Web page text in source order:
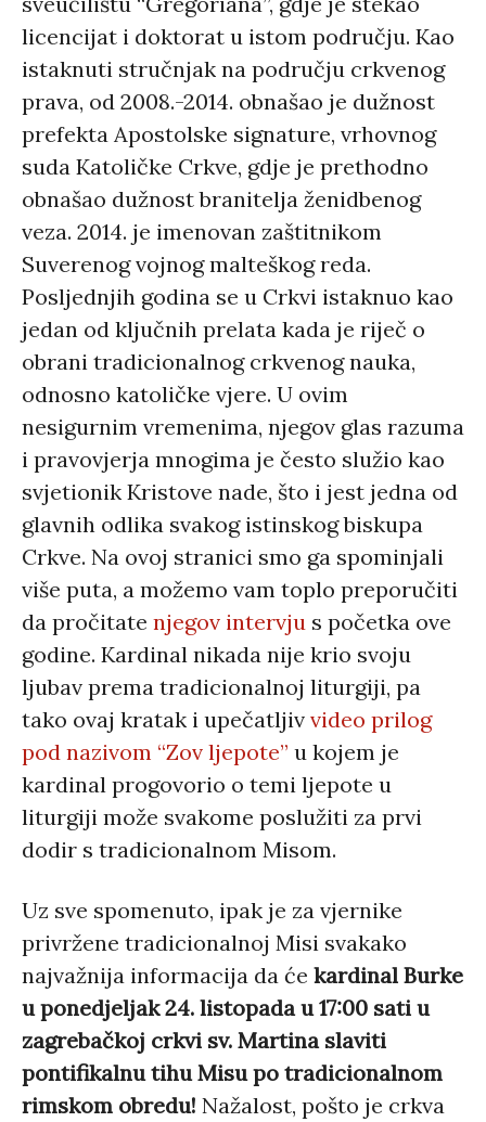
licencijat i doktorat u istom području. Kao
istaknuti stručnjak na području crkvenog
prava, od 2008.-2014. obnašao je dužnost
prefekta Apostolske signature, vrhovnog
suda Katoličke Crkve, gdje je prethodno
obnašao dužnost branitelja ženidbenog
veza. 2014. je imenovan zaštitnikom
Suverenog vojnog malteškog reda.
Posljednjih godina se u Crkvi istaknuo kao
jedan od ključnih prelata kada je riječ o
obrani tradicionalnog crkvenog nauka,
odnosno katoličke vjere. U ovim
nesigurnim vremenima, njegov glas razuma
i pravovjerja mnogima je često služio kao
svjetionik Kristove nade, što i jest jedna od
glavnih odlika svakog istinskog biskupa
Crkve. Na ovoj stranici smo ga spominjali
više puta, a možemo vam toplo preporučiti
da pročitate njegov intervju s početka ove
godine. Kardinal nikada nije krio svoju
ljubav prema tradicionalnoj liturgiji, pa
tako ovaj kratak i upečatljiv video prilog
pod nazivom “Zov ljepote” u kojem je
kardinal progovorio o temi ljepote u
liturgiji može svakome poslužiti za prvi
dodir s tradicionalnom Misom.
Uz sve spomenuto, ipak je za vjernike
privržene tradicionalnoj Misi svakako
najvažnija informacija da će kardinal Burke
u ponedjeljak 24. listopada u 17:00 sati u
zagrebačkoj crkvi sv. Martina slaviti
pontifikalnu tihu Misu po tradicionalnom
rimskom obredu! Nažalost, pošto je crkva